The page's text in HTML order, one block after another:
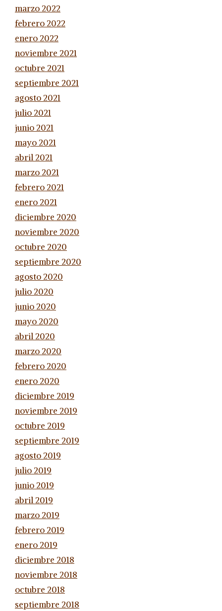
marzo 2022
febrero 2022
enero 2022
noviembre 2021
octubre 2021
septiembre 2021
agosto 2021
julio 2021
junio 2021
mayo 2021
abril 2021
marzo 2021
febrero 2021
enero 2021
diciembre 2020
noviembre 2020
octubre 2020
septiembre 2020
agosto 2020
julio 2020
junio 2020
mayo 2020
abril 2020
marzo 2020
febrero 2020
enero 2020
diciembre 2019
noviembre 2019
octubre 2019
septiembre 2019
agosto 2019
julio 2019
junio 2019
abril 2019
marzo 2019
febrero 2019
enero 2019
diciembre 2018
noviembre 2018
octubre 2018
septiembre 2018